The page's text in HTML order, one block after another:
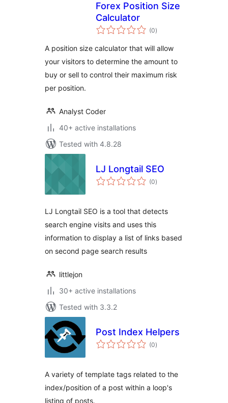
Forex Position Size
Calculator
(0total
ratings
)
A position size calculator that will allow
your visitors to determine the amount to
buy or sell to control their maximum risk
per position.
Analyst Coder
40+ active installations
Tested with 4.8.28
LJ Longtail SEO
(0total
ratings
)
LJ Longtail SEO is a tool that detects
search engine visits and uses this
information to display a list of links based
on second page search results
littlejon
30+ active installations
Tested with 3.3.2
Post Index Helpers
(0total
ratings
)
A variety of template tags related to the
index/position of a post within a loop's
listing of posts.